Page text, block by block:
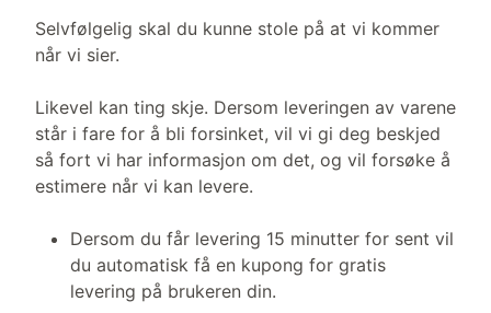
Selvfølgelig skal du kunne stole på at vi kommer
når vi sier.
Likevel kan ting skje. Dersom leveringen av varene
står i fare for å bli forsinket, vil vi gi deg beskjed
så fort vi har informasjon om det, og vil forsøke å
estimere når vi kan levere.
Dersom du får levering 15 minutter for sent vil
du automatisk få en kupong for gratis
levering på brukeren din.